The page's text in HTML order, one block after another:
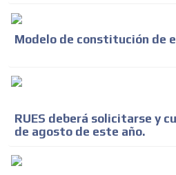
Modelo de constitución de
RUES deberá solicitarse y
de agosto de este año.